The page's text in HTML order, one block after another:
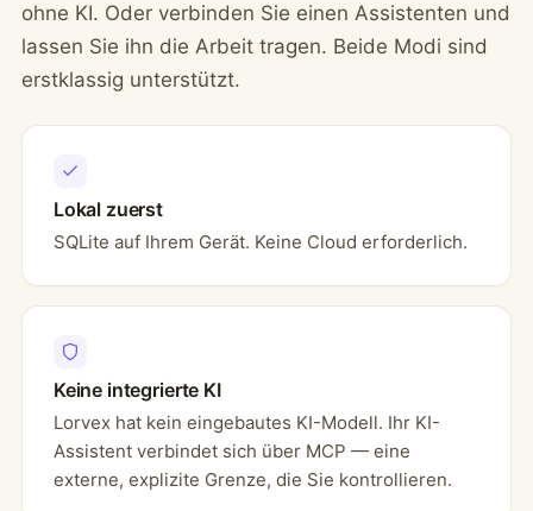
ohne KI. Oder verbinden Sie einen Assistenten und
lassen Sie ihn die Arbeit tragen. Beide Modi sind
erstklassig unterstützt.
Lokal zuerst
SQLite auf Ihrem Gerät. Keine Cloud erforderlich.
Keine integrierte KI
Lorvex hat kein eingebautes KI-Modell. Ihr KI-
Assistent verbindet sich über MCP — eine
externe, explizite Grenze, die Sie kontrollieren.